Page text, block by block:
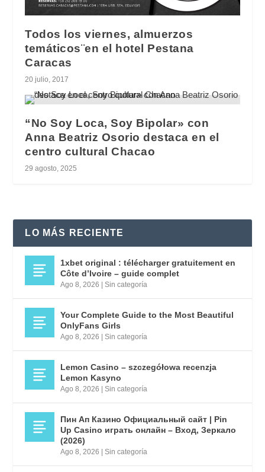
Todos los viernes, almuerzos
temáticos¨en el hotel Pestana
Caracas
20 julio, 2017
“No Soy Loca, Soy Bipolar» con
Anna Beatriz Osorio destaca en el
centro cultural Chacao
29 agosto, 2025
LO MÁS RECIENTE
1xbet original : télécharger gratuitement en
Côte d’Ivoire – guide complet
Ago 8, 2026 |Sin categoría
Your Complete Guide to the Most Beautiful
OnlyFans Girls
Ago 8, 2026 |Sin categoría
Lemon Casino – szczegółowa recenzja
Lemon Kasyno
Ago 8, 2026 |Sin categoría
Пин Ап Казино Официальный сайт | Pin
Up Casino играть онлайн – Вход, Зеркало
(2026)
Ago 8, 2026 |Sin categoría